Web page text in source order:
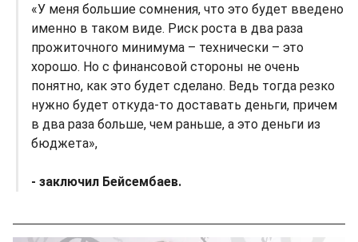
«У меня большие сомнения, что это будет введено
именно в таком виде. Риск роста в два раза
прожиточного минимума – технически – это
хорошо. Но с финансовой стороны не очень
понятно, как это будет сделано. Ведь тогда резко
нужно будет откуда-то доставать деньги, причем
в два раза больше, чем раньше, а это деньги из
бюджета»,
- заключил Бейсембаев.